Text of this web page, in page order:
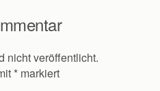
nicht veröffentlicht.
* markiert